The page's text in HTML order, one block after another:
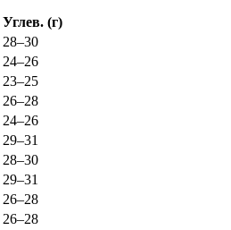
Углев. (г)
28–30
24–26
23–25
26–28
24–26
29–31
28–30
29–31
26–28
26–28